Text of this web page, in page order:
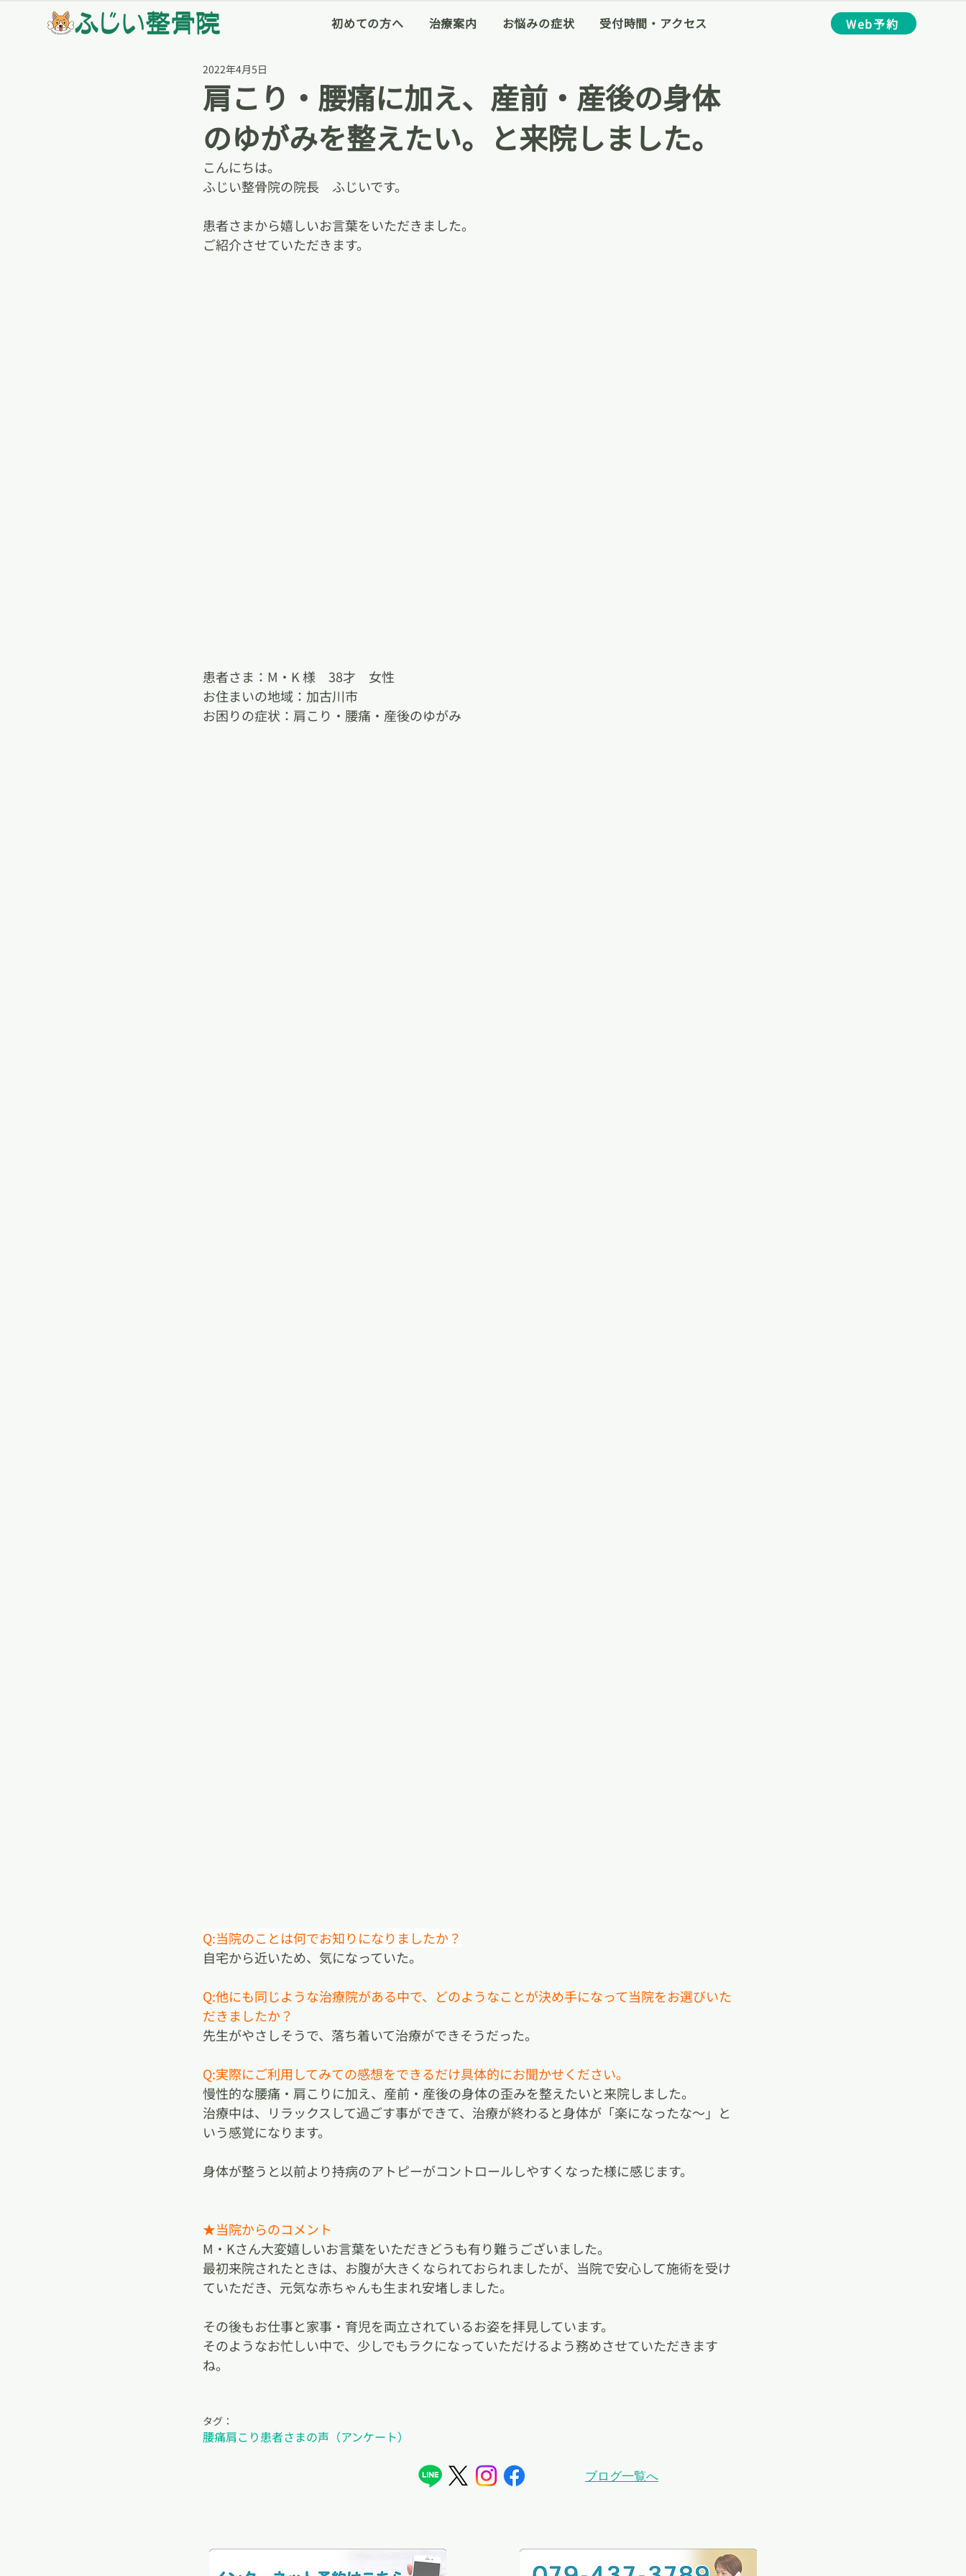
初めての方へ 治療案内 お悩みの症状 受付時間・アクセス Web予約
肩こり・腰痛に加え、産前・産後の身体
のゆがみを整えたい。と来院しました。
2022年4月5日
こんにちは。
ふじい整骨院の院長　ふじいです。
患者さまから嬉しいお言葉をいただきました。
ご紹介させていただきます。
患者さま：M・K 様　38才　女性
お住まいの地域：加古川市
お困りの症状：肩こり・腰痛・産後のゆがみ
Q:当院のことは何でお知りになりましたか？
自宅から近いため、気になっていた。
Q:他にも同じような治療院がある中で、どのようなことが決め手になって当院をお選びいた
だきましたか？
先生がやさしそうで、落ち着いて治療ができそうだった。
Q:実際にご利用してみての感想をできるだけ具体的にお聞かせください。
慢性的な腰痛・肩こりに加え、産前・産後の身体の歪みを整えたいと来院しました。
治療中は、リラックスして過ごす事ができて、治療が終わると身体が「楽になったな～」と
いう感覚になります。
身体が整うと以前より持病のアトピーがコントロールしやすくなった様に感じます。
★当院からのコメント
M・Kさん大変嬉しいお言葉をいただきどうも有り難うございました。
最初来院されたときは、お腹が大きくなられておられましたが、当院で安心して施術を受け
ていただき、元気な赤ちゃんも生まれ安堵しました。
その後もお仕事と家事・育児を両立されているお姿を拝見しています。
そのようなお忙しい中で、少しでもラクになっていただけるよう務めさせていただきます
ね。
タグ：
腰痛肩こり患者さまの声（アンケート）
ブログ一覧へ